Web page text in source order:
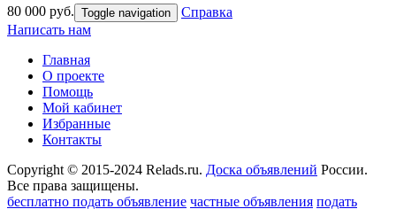
80 000 руб. Toggle navigation
Справка
Написать нам
Главная
О проекте
Помощь
Мой кабинет
Избранные
Контакты
Copyright © 2015-2024 Relads.ru. Доска объявлений России.
Все права защищены.
бесплатно подать объявление частные объявления подать